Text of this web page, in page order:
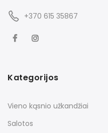
+370 615 35867
Kategorijos
Vieno kąsnio užkandžiai
Salotos